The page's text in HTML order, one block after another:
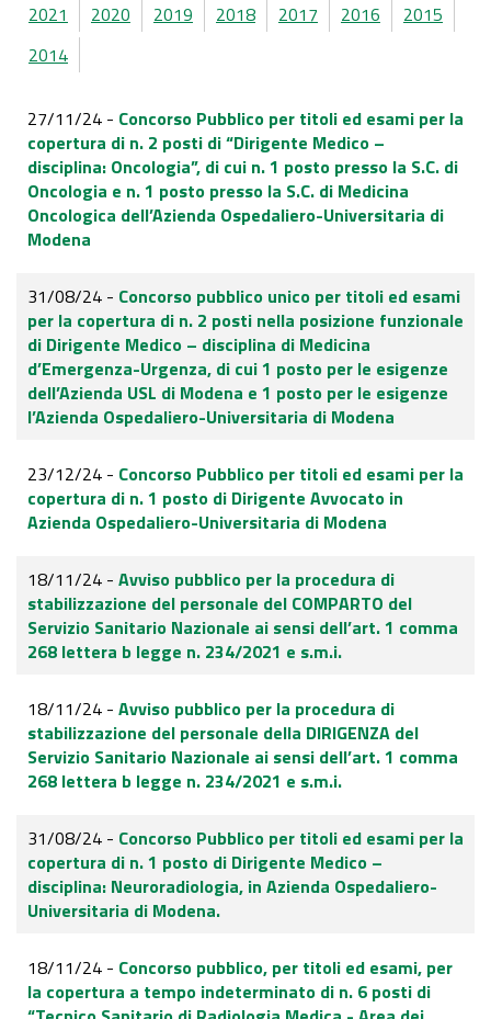
2021
2020 2019 2018 2017 2016
2015
2014
27/11/24 - Concorso Pubblico per titoli ed esami per la
copertura di n. 2 posti di “Dirigente Medico –
disciplina: Oncologia”, di cui n. 1 posto presso la S.C. di
Oncologia e n. 1 posto presso la S.C. di Medicina
Oncologica dell’Azienda Ospedaliero-Universitaria di
Modena
31/08/24 - Concorso pubblico unico per titoli ed esami
per la copertura di n. 2 posti nella posizione funzionale
di Dirigente Medico – disciplina di Medicina
d’Emergenza-Urgenza, di cui 1 posto per le esigenze
dell’Azienda USL di Modena e 1 posto per le esigenze
l’Azienda Ospedaliero-Universitaria di Modena
23/12/24 - Concorso Pubblico per titoli ed esami per la
copertura di n. 1 posto di Dirigente Avvocato in
Azienda Ospedaliero-Universitaria di Modena
18/11/24 - Avviso pubblico per la procedura di
stabilizzazione del personale del COMPARTO del
Servizio Sanitario Nazionale ai sensi dell’art. 1 comma
268 lettera b legge n. 234/2021 e s.m.i.
18/11/24 - Avviso pubblico per la procedura di
stabilizzazione del personale della DIRIGENZA del
Servizio Sanitario Nazionale ai sensi dell’art. 1 comma
268 lettera b legge n. 234/2021 e s.m.i.
31/08/24 - Concorso Pubblico per titoli ed esami per la
copertura di n. 1 posto di Dirigente Medico –
disciplina: Neuroradiologia, in Azienda Ospedaliero-
Universitaria di Modena.
18/11/24 - Concorso pubblico, per titoli ed esami, per
la copertura a tempo indeterminato di n. 6 posti di